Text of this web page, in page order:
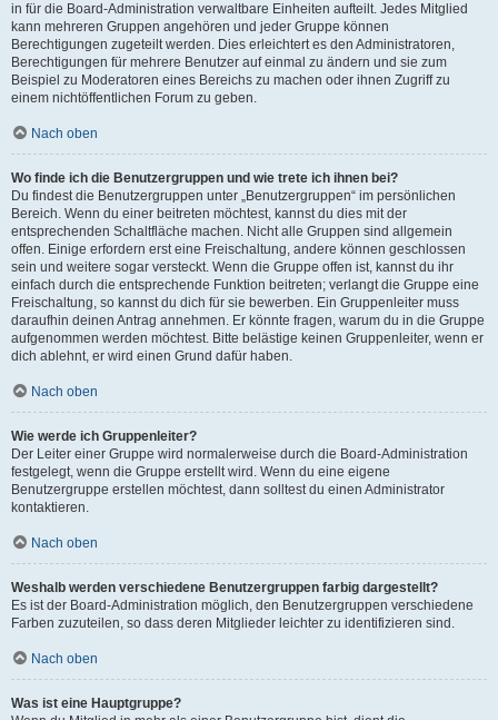
in für die Board-Administration verwaltbare Einheiten aufteilt. Jedes Mitglied
kann mehreren Gruppen angehören und jeder Gruppe können
Berechtigungen zugeteilt werden. Dies erleichtert es den Administratoren,
Berechtigungen für mehrere Benutzer auf einmal zu ändern und sie zum
Beispiel zu Moderatoren eines Bereichs zu machen oder ihnen Zugriff zu
einem nichtöffentlichen Forum zu geben.
Nach oben
Wo finde ich die Benutzergruppen und wie trete ich ihnen bei?
Du findest die Benutzergruppen unter „Benutzergruppen“ im persönlichen
Bereich. Wenn du einer beitreten möchtest, kannst du dies mit der
entsprechenden Schaltfläche machen. Nicht alle Gruppen sind allgemein
offen. Einige erfordern erst eine Freischaltung, andere können geschlossen
sein und weitere sogar versteckt. Wenn die Gruppe offen ist, kannst du ihr
einfach durch die entsprechende Funktion beitreten; verlangt die Gruppe eine
Freischaltung, so kannst du dich für sie bewerben. Ein Gruppenleiter muss
daraufhin deinen Antrag annehmen. Er könnte fragen, warum du in die Gruppe
aufgenommen werden möchtest. Bitte belästige keinen Gruppenleiter, wenn er
dich ablehnt, er wird einen Grund dafür haben.
Nach oben
Wie werde ich Gruppenleiter?
Der Leiter einer Gruppe wird normalerweise durch die Board-Administration
festgelegt, wenn die Gruppe erstellt wird. Wenn du eine eigene
Benutzergruppe erstellen möchtest, dann solltest du einen Administrator
kontaktieren.
Nach oben
Weshalb werden verschiedene Benutzergruppen farbig dargestellt?
Es ist der Board-Administration möglich, den Benutzergruppen verschiedene
Farben zuzuteilen, so dass deren Mitglieder leichter zu identifizieren sind.
Nach oben
Was ist eine Hauptgruppe?